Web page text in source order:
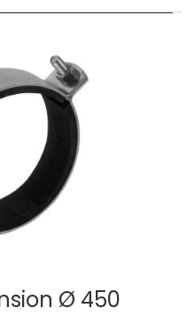
Ø 450